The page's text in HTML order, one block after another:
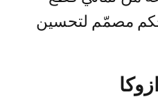
مصمّم لتحسين